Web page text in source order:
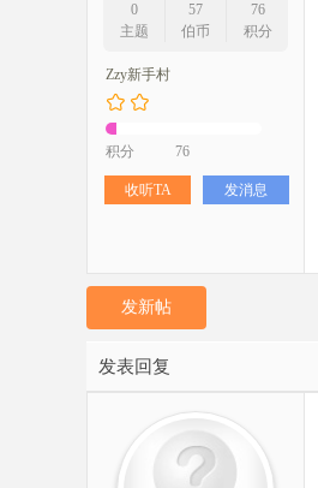
0
主题
57
伯币
76
积分
Zzy新手村
积分 76
收听TA 发消息
发新帖
发表回复